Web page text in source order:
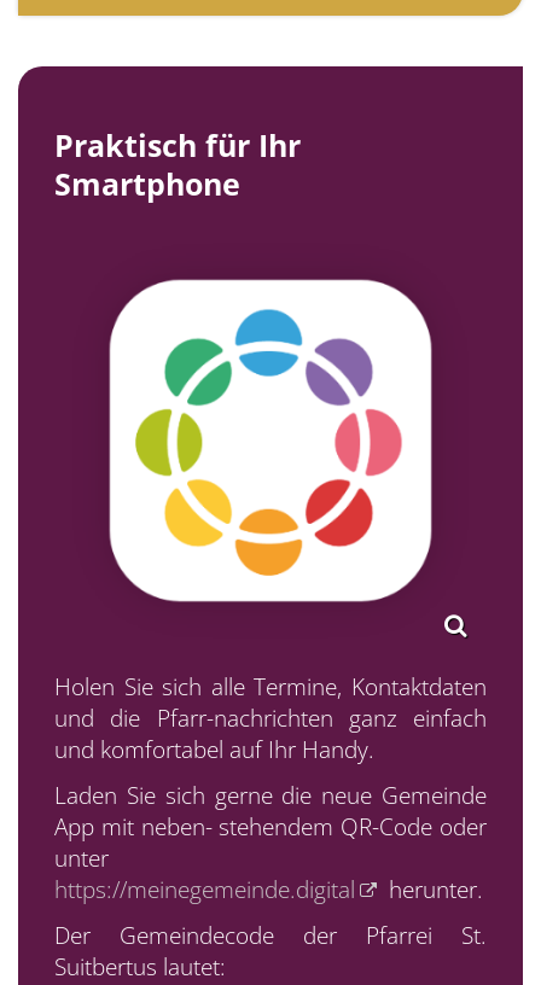
Praktisch für Ihr
Smartphone
Holen Sie sich alle Termine, Kontaktdaten
und die Pfarr-nachrichten ganz einfach
und komfortabel auf Ihr Handy.
Laden Sie sich gerne die neue Gemeinde
App mit neben- stehendem QR-Code oder
unter
https://meinegemeinde.digital
herunter.
Der Gemeindecode der Pfarrei St.
Suitbertus lautet: